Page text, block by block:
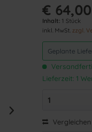
€
Inhalt: 1 Stück
inkl. MwSt. zzgl.
Geplante
Lieferzeit: 1
Vergleichen